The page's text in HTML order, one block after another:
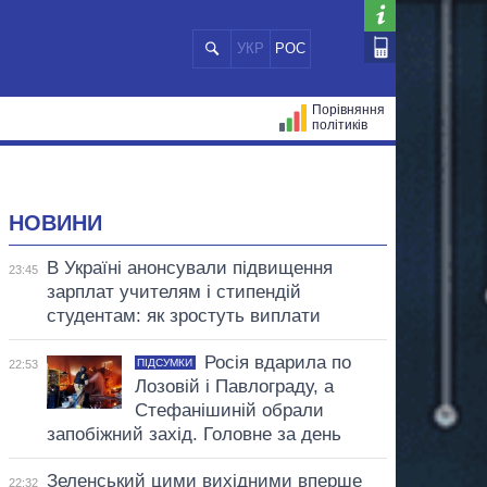
УКР РОС
Порівняння
політиків
НОВИНИ
23:45
В Україні анонсували підвищення
зарплат учителям і стипендій
студентам: як зростуть виплати
22:53 ПІДСУМКИ
Росія вдарила по
Лозовій і Павлограду, а
Стефанішиній обрали
запобіжний захід. Головне за день
22:32
Зеленський цими вихідними вперше